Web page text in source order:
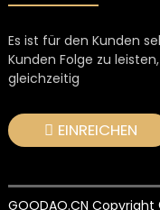
Es ist für den Kunden
Kunden Folge zu
gleichzeitig
EINREICHEN
GOODAO.CN